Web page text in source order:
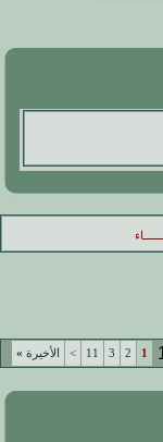
1
2
3
11
> الأخيرة »